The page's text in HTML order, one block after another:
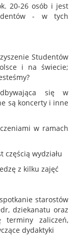
20-26 osób i jest
- w tych
Studentów
i na świecie;
się w
są koncerty i inne
w ramach
częścią wydziału
z kilku zajęć
starostów
dziekanatu oraz
zaliczeń,
dydaktyki